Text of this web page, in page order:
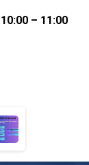
10:00 – 11:00